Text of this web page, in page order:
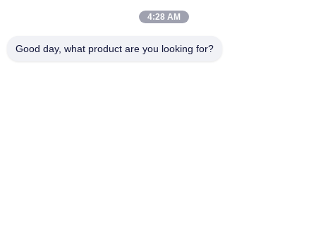
4:28 AM
Good day, what product are you looking for?